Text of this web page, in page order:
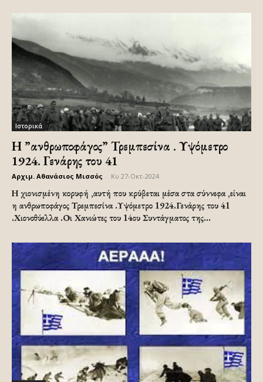
Ιστορικά
Η ”ανθρωποφάγος” Τρεμπεσίνα . Υψόμετρο
1924. Γενάρης του 41
Αρχιμ. Αθανάσιος Μισσός Κυ 27-Οκτ-2024
Η χιονισμένη κορυφή ,αυτή που κρύβεται μέσα στα σύννεφα ,είναι
η ανθρωποφάγος Τρεμπεσίνα .Υψόμετρο 1924.Γενάρης του 41
.Χιονοθύελλα .Οι Χανιώτες του 14ου Συντάγματος της...